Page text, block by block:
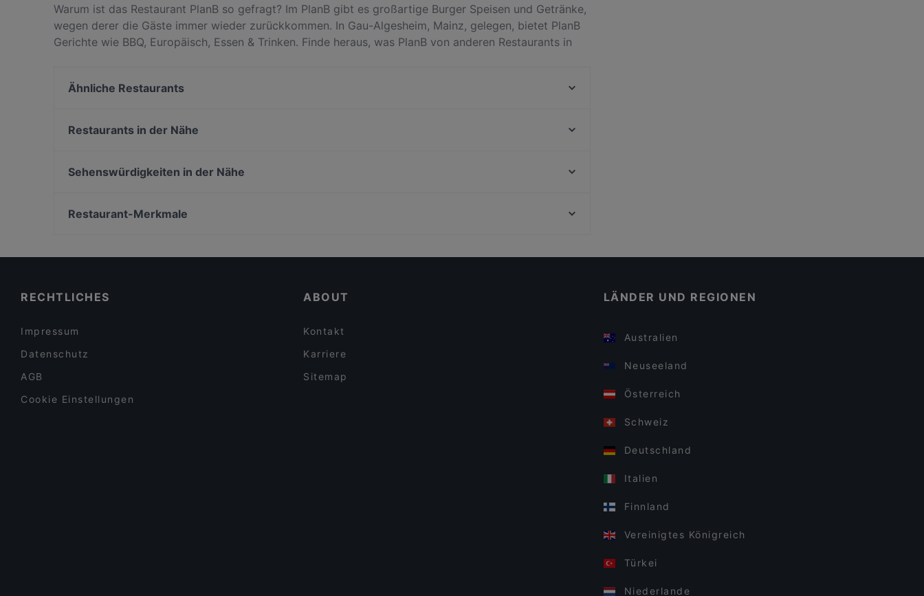
Warum ist das Restaurant PlanB so gefragt? Im PlanB gibt es großartige Burger Speisen und Getränke,
wegen derer die Gäste immer wieder zurückkommen. In Gau-Algesheim, Mainz, gelegen, bietet PlanB
Gerichte wie BBQ, Europäisch, Essen & Trinken. Finde heraus, was PlanB von anderen Restaurants in
Ähnliche Restaurants
Corfu Mainz
rue 1 by gollner's - Im Museum Reinhard Ernst
Restaurants in der Nähe
Grand Asia Wiesbaden
Sehenswürdigkeiten in der Nähe
Berlin University Of The Arts, Berlin
Restaurant-Merkmale
RECHTLICHES
Impressum
Datenschutz
AGB
Cookie Einstellungen
ABOUT
Kontakt
Karriere
Sitemap
LÄNDER UND REGIONEN
Australien
Neuseeland
Österreich
Schweiz
Deutschland
Italien
Finnland
Vereinigtes Königreich
Türkei
Niederlande